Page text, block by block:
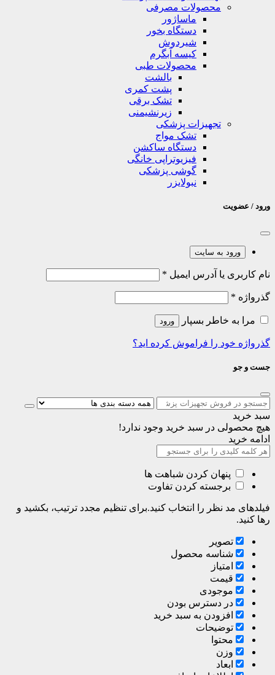
محصولات مصرفی
ماساژور
دستگاه بخور
شیردوش
کیسه آبگرم
محصولات طبی
بالشت
پشت کمری
تشک برقی
زیرنشیمنی
تجهیزات پزشکی
تشک مواج
دستگاه ساکشن
فیزیوتراپی خانگی
گوشی پزشکی
نبولایزر
ورود / عضویت
ورود به سایت
نام کاربری یا آدرس ایمیل *
گذرواژه *
مرا به خاطر بسپار ورود
گذرواژه خود را فراموش کرده اید؟
جست و جو
سبد خرید
هیچ محصولی در سبد خرید وجود ندارد!
ادامه خرید
پنهان کردن شباهت ها
برجسته کردن تفاوت
فیلدهای مد نظر را انتخاب کنید.برای تنظیم مجدد ترتیب، بکشید و
رها کنید.
تصویر
شناسه محصول
امتیاز
قیمت
موجودی
در دسترس بودن
افزودن به سبد خرید
توضیحات
محتوا
وزن
ابعاد